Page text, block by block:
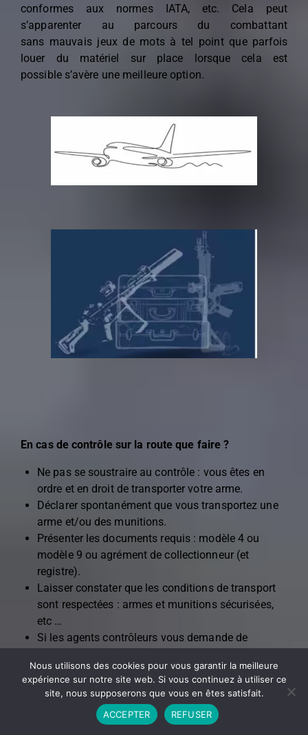
conformes aux normes IATA, etc. Cela peut
s’apparenter au parcours du combattant
sans mauvais jeux de mots à tel point que parfois
louer du matériel sur place lorsque cela est
possible s’avère une meilleure option.
En cas de contrôle sur la route que faire ?
Ne pas se soustraire au contrôle : vous êtes en
ordre et en droit de transporter votre arme.
Déclarer spontanément que vous transportez une
arme et/ou des munitions.
Présenter les documents requis : modèle 4 ou
modèle 9 ou agrément de collectionneur (et
registre).
Laisser constater que les conditions de transport
sont respectées : armes et munitions sécurisées,
etc …
Si les agents contrôleurs vous demande de
faire sur place. En effet, l’arme pouvant alors être
vue du domaine public c’est en principe non
autorisé. Vous pouvez proposer que les agents
contrôleurs vous accompagnent à votre domicile
Nous utilisons des cookies pour vous garantir la meilleure
expérience sur notre site web. Si vous continuez à utiliser ce
site, nous supposerons que vous en êtes satisfait.
ACCEPTER
REFUSER